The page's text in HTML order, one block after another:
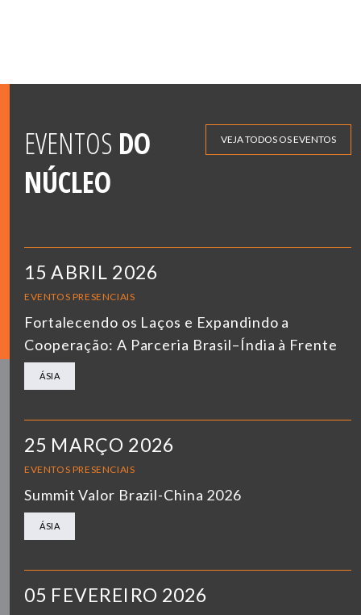
EVENTOS DO
NÚCLEO
VEJA TODOS OS EVENTOS
15 ABRIL 2026
EVENTOS PRESENCIAIS
Fortalecendo os Laços e Expandindo a
Cooperação: A Parceria Brasil–Índia à Frente
ÁSIA
25 MARÇO 2026
EVENTOS PRESENCIAIS
Summit Valor Brazil-China 2026
ÁSIA
05 FEVEREIRO 2026